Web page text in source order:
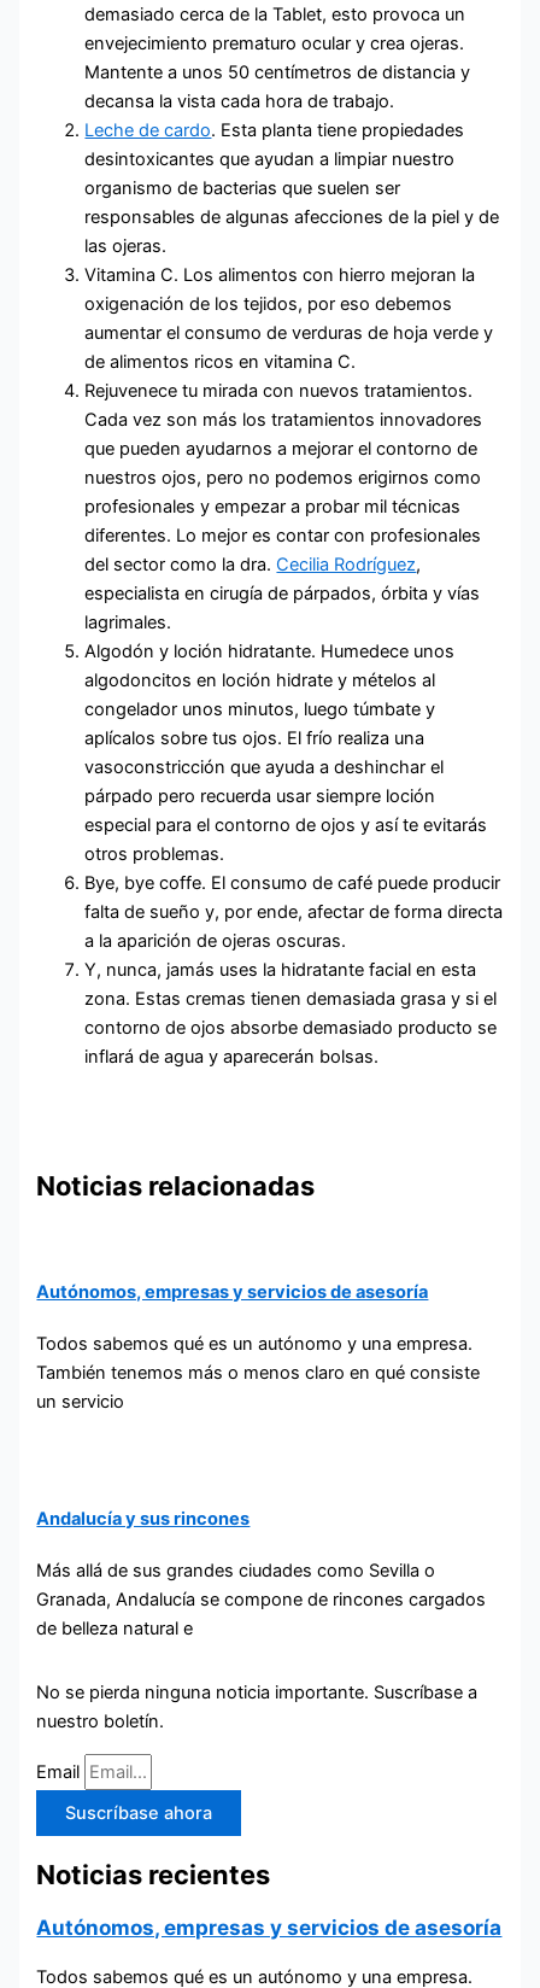
demasiado cerca de la Tablet, esto provoca un
envejecimiento prematuro ocular y crea ojeras.
Mantente a unos 50 centímetros de distancia y
decansa la vista cada hora de trabajo.
Leche de cardo. Esta planta tiene propiedades
desintoxicantes que ayudan a limpiar nuestro
organismo de bacterias que suelen ser
responsables de algunas afecciones de la piel y de
las ojeras.
Vitamina C. Los alimentos con hierro mejoran la
oxigenación de los tejidos, por eso debemos
aumentar el consumo de verduras de hoja verde y
de alimentos ricos en vitamina C.
Rejuvenece tu mirada con nuevos tratamientos.
Cada vez son más los tratamientos innovadores
que pueden ayudarnos a mejorar el contorno de
nuestros ojos, pero no podemos erigirnos como
profesionales y empezar a probar mil técnicas
diferentes. Lo mejor es contar con profesionales
del sector como la dra.Cecilia Rodríguez,
especialista en cirugía de párpados, órbita y vías
lagrimales.
Algodón y loción hidratante. Humedece unos
algodoncitos en loción hidrate y mételos al
congelador unos minutos, luego túmbate y
aplícalos sobre tus ojos. El frío realiza una
vasoconstricción que ayuda a deshinchar el
párpado pero recuerda usar siempre loción
especial para el contorno de ojos y así te evitarás
otros problemas.
Bye, bye coffe. El consumo de café puede producir
falta de sueño y, por ende, afectar de forma directa
a la aparición de ojeras oscuras.
Y, nunca, jamás uses la hidratante facial en esta
zona. Estas cremas tienen demasiada grasa y si el
contorno de ojos absorbe demasiado producto se
inflará de agua y aparecerán bolsas.
Noticias relacionadas
Autónomos, empresas y servicios de asesoría
Todos sabemos qué es un autónomo y una empresa.
También tenemos más o menos claro en qué consiste
un servicio
Andalucía y sus rincones
Más allá de sus grandes ciudades como Sevilla o
Granada, Andalucía se compone de rincones cargados
de belleza natural e
No se pierda ninguna noticia importante. Suscríbase a
nuestro boletín.
Email
Suscríbase ahora
Noticias recientes
Autónomos, empresas y servicios de asesoría
Todos sabemos qué es un autónomo y una empresa.